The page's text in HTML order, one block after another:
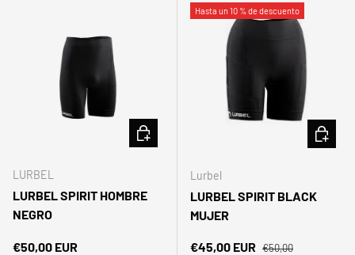
LURBEL
LURBEL SPIRIT HOMBRE
NEGRO
Precio normal
€50,00 EUR
ELEGIR OPCIONES
Hasta un 10 % de descuento
Lurbel
LURBEL SPIRIT BLACK
MUJER
Precio de venta
€45,00 EUR Precio normal
€50,00
ELEGIR